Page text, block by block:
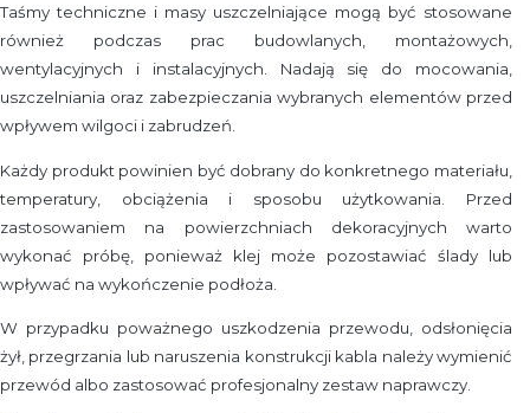
Taśmy techniczne i masy uszczelniające mogą być stosowane
również podczas prac budowlanych, montażowych,
wentylacyjnych i instalacyjnych. Nadają się do mocowania,
uszczelniania oraz zabezpieczania wybranych elementów przed
wpływem wilgoci i zabrudzeń.
Każdy produkt powinien być dobrany do konkretnego materiału,
temperatury, obciążenia i sposobu użytkowania. Przed
zastosowaniem na powierzchniach dekoracyjnych warto
wykonać próbę, ponieważ klej może pozostawiać ślady lub
wpływać na wykończenie podłoża.
W przypadku poważnego uszkodzenia przewodu, odsłonięcia
żył, przegrzania lub naruszenia konstrukcji kabla należy wymienić
przewód albo zastosować profesjonalny zestaw naprawczy.